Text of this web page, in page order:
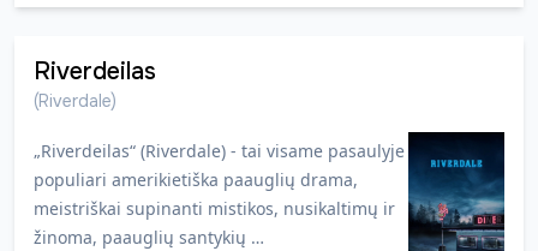
Riverdeilas
(Riverdale)
„Riverdeilas“ (Riverdale) - tai visame pasaulyje
populiari amerikietiška paauglių drama,
meistriškai supinanti mistikos, nusikaltimų ir
žinoma, paauglių santykių …